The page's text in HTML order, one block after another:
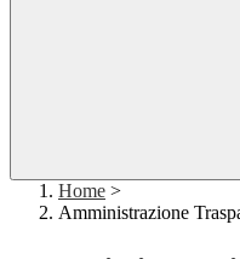
Home >
Amministrazione